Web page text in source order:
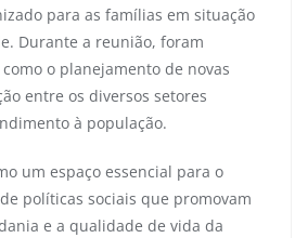
para as famílias em situação
Durante a reunião, foram
o planejamento de novas
entre os diversos setores
à população.
um espaço essencial para o
políticas sociais que promovam
e a qualidade de vida da